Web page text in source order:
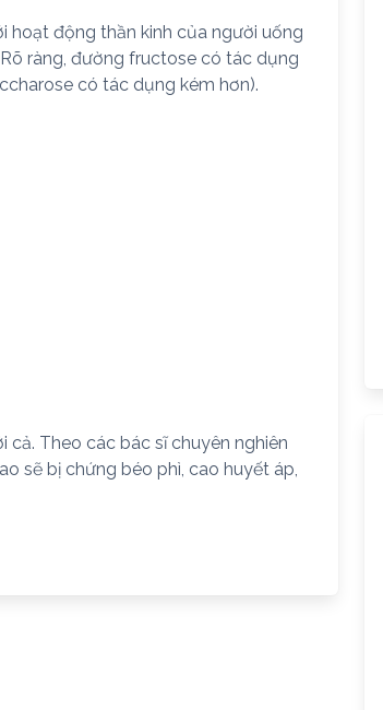
động thần kinh của người uống
ràng, đường fructose có tác dụng
có tác dụng kém hơn).
Theo các bác sĩ chuyên nghiên
sẽ bị chứng béo phì, cao huyết áp,